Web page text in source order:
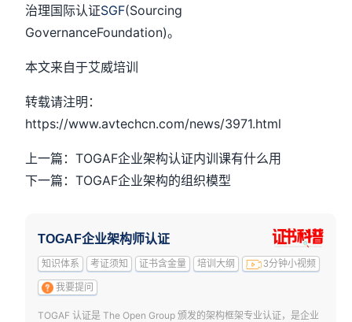
治理国际认证SGF(Sourcing
GovernanceFoundation)。
本文来自于艾威培训
转载请注明：
https://www.avtechcn.com/news/3971.html
上一篇：TOGAF企业架构认证内训课有什么用
下一篇：TOGAF企业架构的组织模型
TOGAF企业架构师认证
知识体系 考证须知 证书含金量 培训大纲 3分钟小视频
我要提问
TOGAF 认证是 The Open Group 颁发的架构框架专业认证，是企业